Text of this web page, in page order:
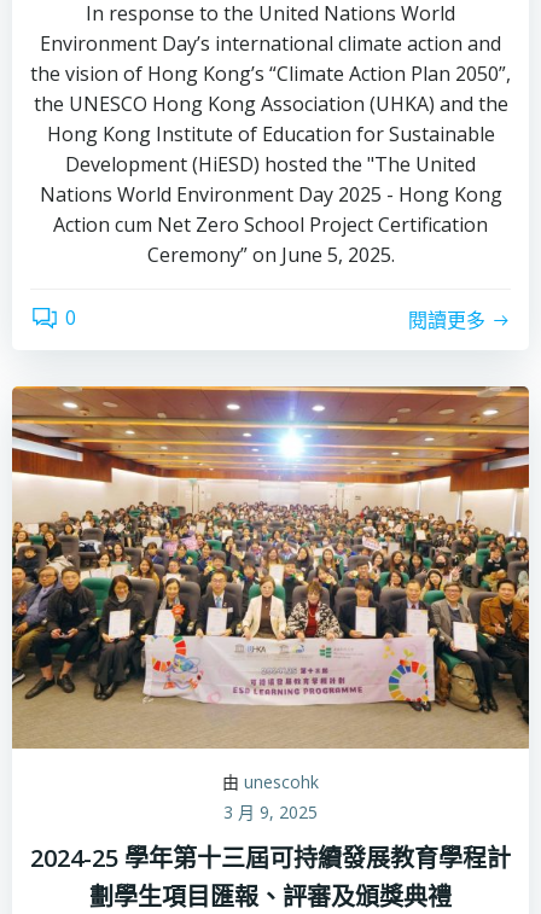
In response to the United Nations World
Environment Day’s international climate action and
the vision of Hong Kong’s “Climate Action Plan 2050”,
the UNESCO Hong Kong Association (UHKA) and the
Hong Kong Institute of Education for Sustainable
Development (HiESD) hosted the "The United
Nations World Environment Day 2025 - Hong Kong
Action cum Net Zero School Project Certification
Ceremony” on June 5, 2025.
0 閱讀更多
由 unescohk
3 月 9, 2025
2024-25 學年第十三屆可持續發展教育學程計
劃學生項目匯報、評審及頒獎典禮